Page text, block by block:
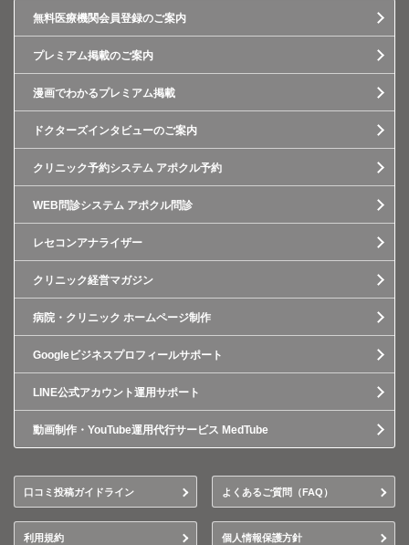
無料医療機関会員登録のご案内
プレミアム掲載のご案内
漫画でわかるプレミアム掲載
ドクターズインタビューのご案内
クリニック予約システム アポクル予約
WEB問診システム アポクル問診
レセコンアナライザー
クリニック経営マガジン
病院・クリニック ホームページ制作
Googleビジネスプロフィールサポート
LINE公式アカウント運用サポート
動画制作・YouTube運用代行サービス MedTube
口コミ投稿ガイドライン よくあるご質問（FAQ）
利用規約 個人情報保護方針